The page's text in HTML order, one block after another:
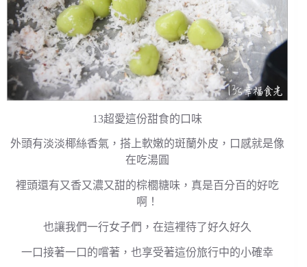
13超愛這份甜食的口味
外頭有淡淡椰絲香氣，搭上軟嫩的斑蘭外皮，口感就是像
在吃湯圓
裡頭還有又香又濃又甜的棕櫚糖味，真是百分百的好吃
啊！
也讓我們一行女子們，在這裡待了好久好久
一口接著一口的嚐著，也享受著這份旅行中的小確幸